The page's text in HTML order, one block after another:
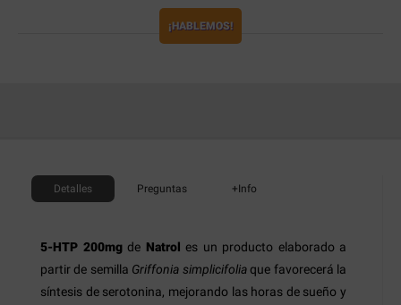
¡HABLEMOS!
Detalles Preguntas +Info
5-HTP 200mgde Natrol es un producto elaborado a
partir de semilla Griffonia simplicifoliaque favorecerá la
síntesis de serotonina, mejorando las horas de sueño y